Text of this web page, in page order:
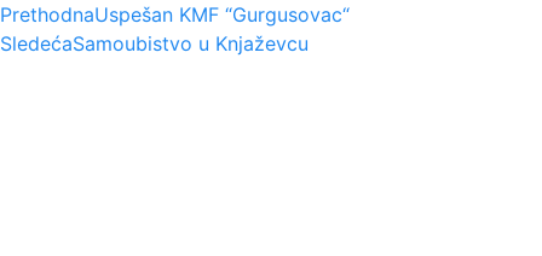
PrethodnaUspešan KMF “Gurgusovac“
SledećaSamoubistvo u Knjaževcu